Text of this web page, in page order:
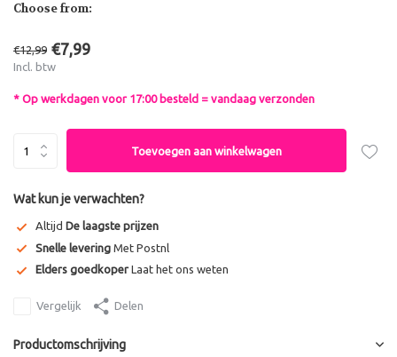
Choose from:
€12,99 €7,99
Incl. btw
* Op werkdagen voor 17:00 besteld = vandaag verzonden
Toevoegen aan winkelwagen
Wat kun je verwachten?
Altijd De laagste prijzen
Snelle levering Met Postnl
Elders goedkoper Laat het ons weten
Vergelijk Delen
Productomschrijving